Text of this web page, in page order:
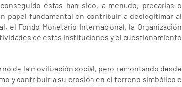
éstas han sido, a menudo, precarias o
papel fundamental en contribuir a deslegitimar al
el Fondo Monetario Internacional, la Organización
de estas instituciones y el cuestionamiento
de la movilización social, pero remontando desde
y contribuir a su erosión en el terreno simbólico e